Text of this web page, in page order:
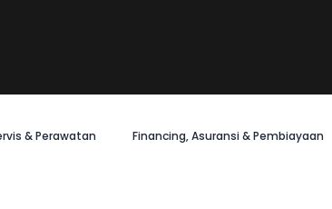
& Perawatan Financing, Asuransi & Pembiayaan